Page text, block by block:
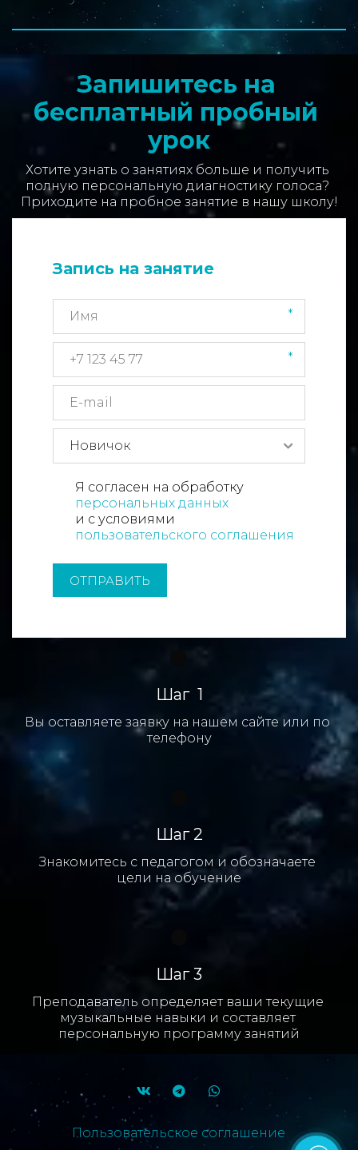
Запишитесь на
бесплатный пробный
урок
Хотите узнать о занятиях больше и получить
полную персональную диагностику голоса?
Приходите на пробное занятие в нашу школу!
Запись на занятие
*
*
Я согласен на обработку
персональных данных
и с условиями
пользовательского соглашения
ОТПРАВИТЬ
Шаг  1
Вы оставляете заявку на нашем сайте или по
телефону
Шаг 2
Знакомитесь с педагогом и обозначаете
цели на обучение
Шаг 3
Преподаватель определяет ваши текущие
музыкальные навыки и составляет
персональную программу занятий
Пользовательское соглашение